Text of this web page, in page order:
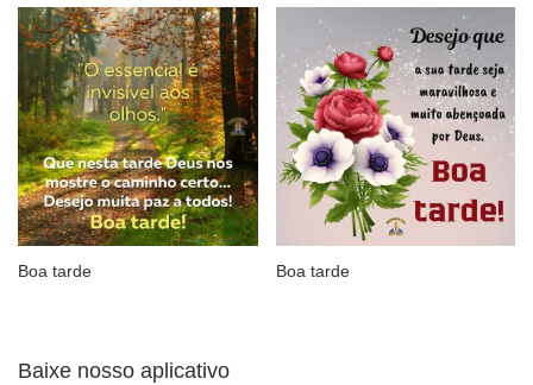
Boa tarde Boa tarde
Baixe nosso aplicativo